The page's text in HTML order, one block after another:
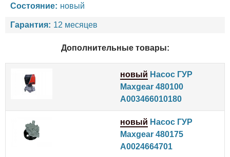
Состояние: новый
Гарантия: 12 месяцев
Дополнительные товары:
новый Насос ГУР
Maxgear 480100
A003466010180
новый Насос ГУР
Maxgear 480175
A0024664701